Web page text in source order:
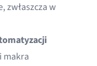
zwłaszcza w
makra